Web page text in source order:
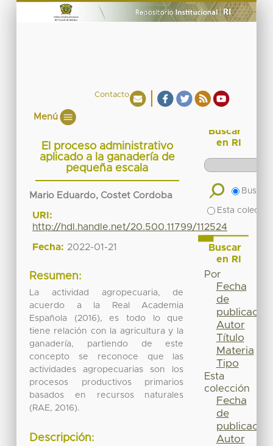
Contacto
Menú
El proceso administrativo
aplicado a la ganadería de
pequeña escala
Mario Eduardo, Costet Cordoba
URI:
http://hdl.handle.net/20.500.11799/112524
Fecha: 2022-01-21
Resumen:
La actividad agropecuaria, de
acuerdo a la Real Academia
Española (2016), es todo lo que
tiene relación con la agricultura y la
ganadería, partiendo de este
concepto se reconoce que las
actividades agropecuarias son los
procesos productivos primarios
basados en recursos naturales
(RAE, 2016).
Descripción:
Buscar
en RI
Buscar
Esta
Buscar
en RI
Por
Fecha
de
publicación
Autor
Título
Materia
Tipo
Esta
colección
Fecha
de
publicación
Autor